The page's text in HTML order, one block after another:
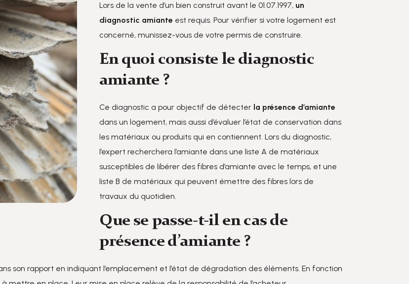
Lors de la vente d’un bien construit avant le 01.07.1997, un
diagnostic amiante est requis. Pour vérifier si votre logement est
concerné, munissez-vous de votre permis de construire.
En quoi consiste le diagnostic
amiante ?
Ce diagnostic a pour objectif de détecter la présence d’amiante
dans un logement, mais aussi d’évaluer l’état de conservation dans
les matériaux ou produits qui en contiennent. Lors du diagnostic,
l’expert recherchera l’amiante dans une liste A de matériaux
susceptibles de libérer des fibres d’amiante avec le temps, et une
liste B de matériaux qui peuvent émettre des fibres lors de
travaux du quotidien.
Que se passe-t-il en cas de
présence d’amiante ?
son rapport en indiquant l’emplacement et l’état de dégradation des éléments. En fonction